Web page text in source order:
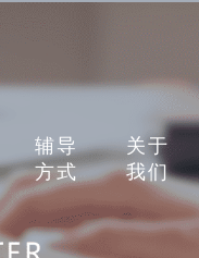
辅导
方式
关于
我们